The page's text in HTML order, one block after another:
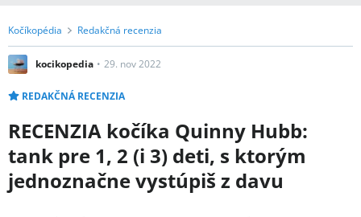
Kočíkopédia Redakčná recenzia
kocikopedia 29. nov 2022
REDAKČNÁ RECENZIA
RECENZIA kočíka Quinny Hubb:
tank pre 1, 2 (i 3) deti, s ktorým
jednoznačne vystúpiš z davu